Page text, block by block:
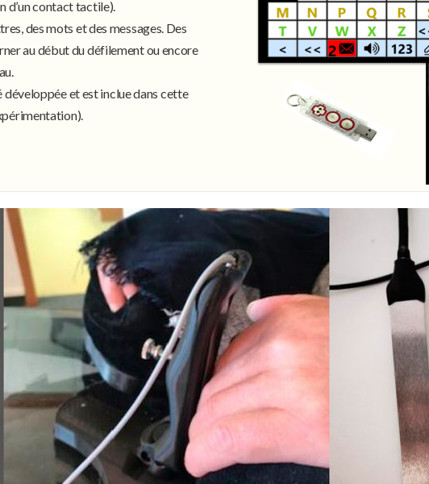
d’un contact tactile).
des mots et des messages. Des
au début du défilement ou encore
développée et est inclue dans cette